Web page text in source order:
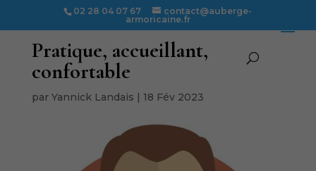
02 28 04 07 67
contact@auberge-
armoricaine.fr
Pratique, accueillant,
confortable
par Yannick Landais | 18 Fév 2023